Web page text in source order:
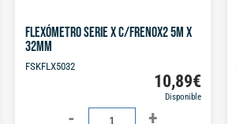
FLEXÓMETRO SERIE X C/FRENOX2 5M X
32MM
FSKFLX5032
10,89€
Disponible
FLEXÓMETRO